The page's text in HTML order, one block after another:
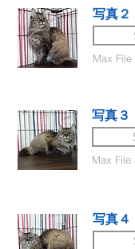
写真２
Max File
写真３
Max File
写真４